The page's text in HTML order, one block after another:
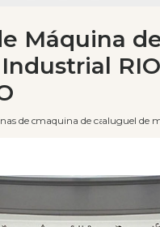
de cafe expresso
maquina de cafe expresso
aluguel de
Máquina
RIO